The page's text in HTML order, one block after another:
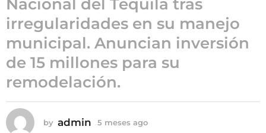
5
m
e
e
s
g
o
Nacional del Tequila tras
irregularidades en su manejo
municipal. Anuncian inversión
de 15 millones para su
remodelación.
by admin 5 meses ago